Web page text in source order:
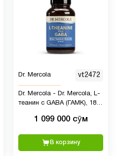
Dr. Mercola vt2472
Dr. Mercola - Dr. Mercola, L-
теанин с GABA (ГАМК), 180
1 099 000 сӯм
В корзину